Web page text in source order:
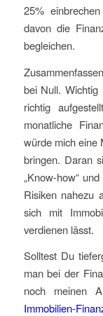
25%
davon die
begleichen.
bei Null. Wichtig
richtig
monatliche
würde mich eine
bringen. Daran
„Know-how“
Risiken nahezu
sich mit
verdienen lässt.
Solltest Du
man bei der
noch meinen
Immobilien-